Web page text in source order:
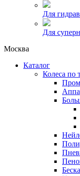
Для
Для
Москва
Каталог
Колеса по